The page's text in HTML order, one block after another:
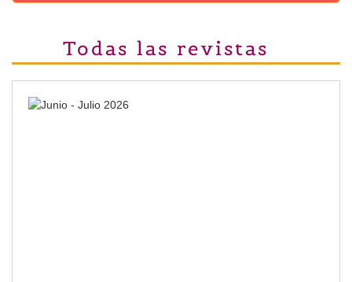
Todas las revistas